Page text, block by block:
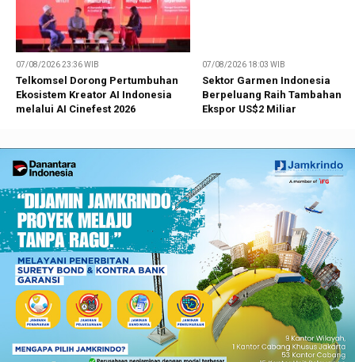
07/08/2026 23:36 WIB
Telkomsel Dorong Pertumbuhan
Ekosistem Kreator AI Indonesia
melalui AI Cinefest 2026
07/08/2026 18:03 WIB
Sektor Garmen Indonesia
Berpeluang Raih Tambahan
Ekspor US$2 Miliar